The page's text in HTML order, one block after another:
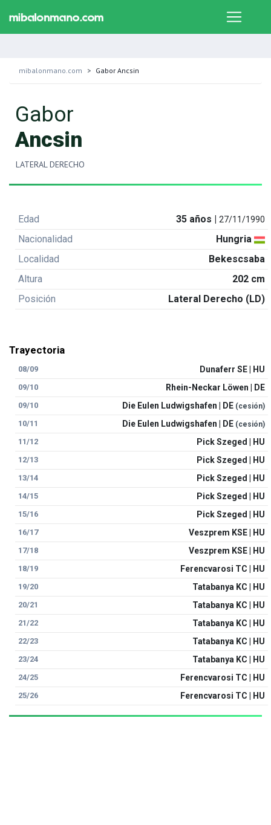
mibalonmano.com Gabor Ancsin
Gabor
Ancsin
LATERAL DERECHO
Edad 35 años |27/11/1990
Nacionalidad
Hungria
Localidad
Bekescsaba
Altura
202 cm
Posición
Lateral Derecho (LD)
Trayectoria
08/09 Dunaferr SE | HU
09/10 Rhein-Neckar Löwen | DE
09/10 Die Eulen Ludwigshafen | DE (cesión)
10/11 Die Eulen Ludwigshafen | DE (cesión)
11/12 Pick Szeged | HU
12/13 Pick Szeged | HU
13/14 Pick Szeged | HU
14/15 Pick Szeged | HU
15/16 Pick Szeged | HU
16/17 Veszprem KSE | HU
17/18 Veszprem KSE | HU
18/19 Ferencvarosi TC | HU
19/20 Tatabanya KC | HU
20/21 Tatabanya KC | HU
21/22 Tatabanya KC | HU
22/23 Tatabanya KC | HU
23/24 Tatabanya KC | HU
24/25 Ferencvarosi TC | HU
25/26 Ferencvarosi TC | HU